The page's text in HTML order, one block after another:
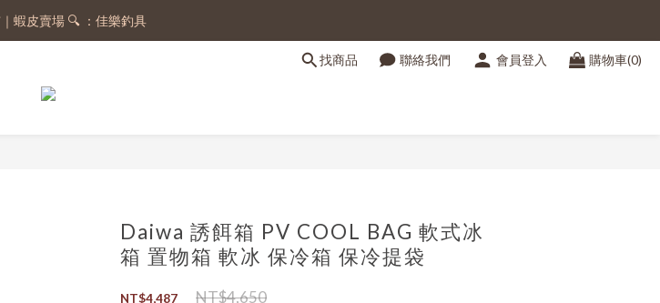
員，送 50 元購物金
蝦皮賣場 🔍 ：佳樂釣具
找商品 聯絡我們 會員登入 購物車(0)
Daiwa 誘餌箱 PV COOL BAG 軟式冰
箱 置物箱 軟冰 保冷箱 保冷提袋
NT$4,650
NT$4,487